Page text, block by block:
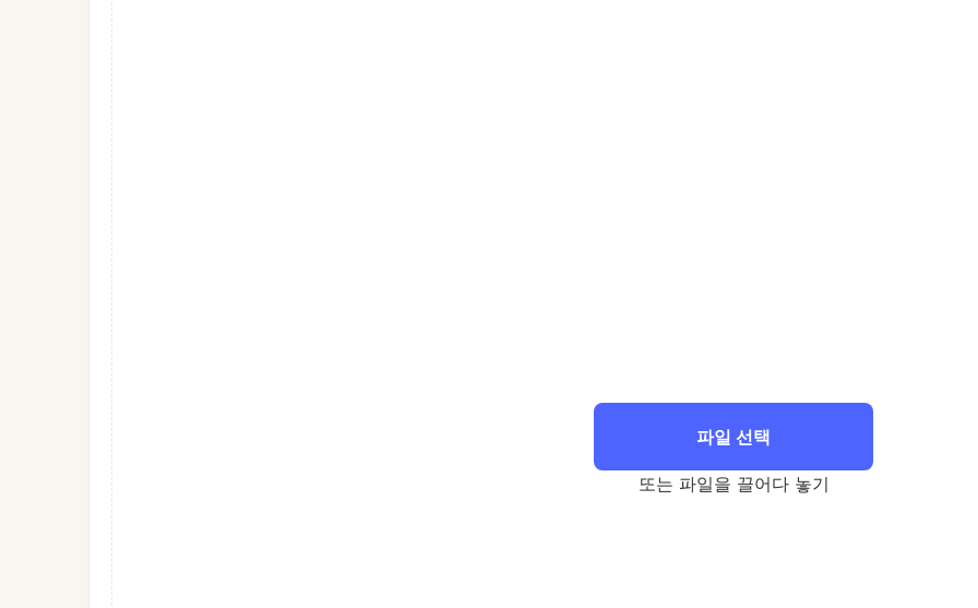
파일 선택
또는 파일을 끌어다 놓기